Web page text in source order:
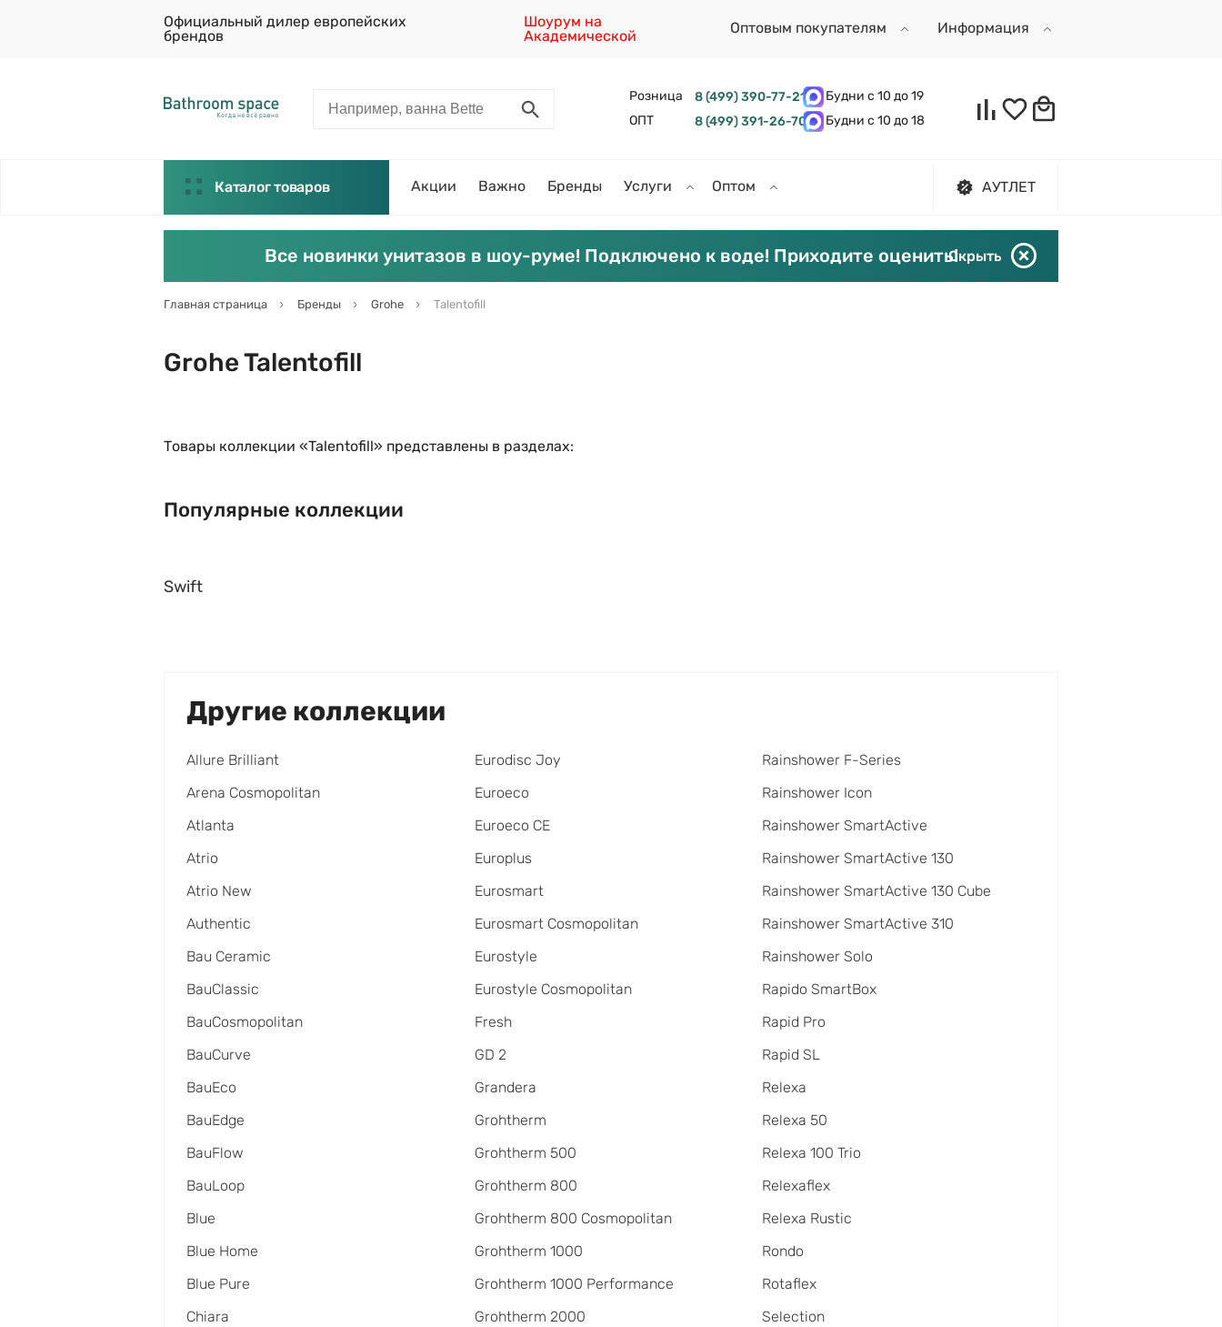
Официальный дилер европейских
брендов
Шоурум на
Академической
Оптовым покупателям Информация
Розница 8 (499) 390-77-21
Будни с 10 до 19
ОПТ
8 (499) 391-26-70 Будни с 10 до 18
Каталог товаров Акции Важно Бренды Услуги Оптом АУТЛЕТ
Все новинки унитазов в шоу-руме! Подключено к воде! Приходите оценить!Скрыть
Главная страница Бренды Grohe Talentofill
Grohe Talentofill
Товары коллекции «Talentofill» представлены в разделах:
Популярные коллекции
Swift
Другие коллекции
Allure Brilliant
Arena Cosmopolitan
Atlanta
Atrio
Atrio New
Authentic
Bau Ceramic
BauClassic
BauCosmopolitan
BauCurve
BauEco
BauEdge
BauFlow
BauLoop
Blue
Blue Home
Blue Pure
Chiara
Eurodisc Joy
Euroeco
Euroeco CE
Europlus
Eurosmart
Eurosmart Cosmopolitan
Eurostyle
Eurostyle Cosmopolitan
Fresh
GD 2
Grandera
Grohtherm
Grohtherm 500
Grohtherm 800
Grohtherm 800 Cosmopolitan
Grohtherm 1000
Grohtherm 1000 Performance
Grohtherm 2000
Rainshower F-Series
Rainshower Icon
Rainshower SmartActive
Rainshower SmartActive 130
Rainshower SmartActive 130 Cube
Rainshower SmartActive 310
Rainshower Solo
Rapido SmartBox
Rapid Pro
Rapid SL
Relexa
Relexa 50
Relexa 100 Trio
Relexaflex
Relexa Rustic
Rondo
Rotaflex
Selection